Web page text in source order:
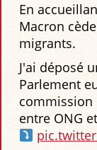
En
Macron
migrants.
J'ai déposé
Parlement
commission
entre ONG